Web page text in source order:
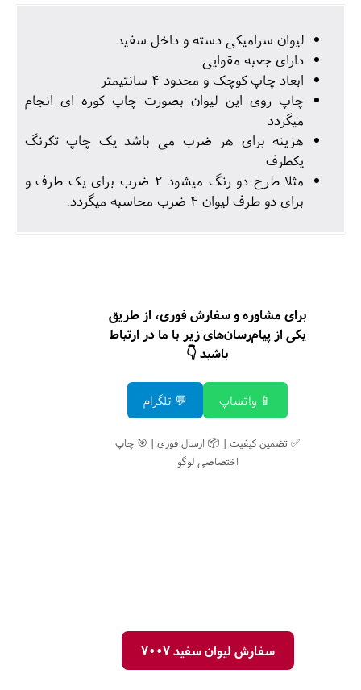
لیوان سرامیکی دسته و داخل سفید
دارای جعبه مقوایی
ابعاد چاپ کوچک و محدود 4 سانتیمتر
چاپ روی این لیوان بصورت چاپ کوره ای انجام
میگردد
هزینه برای هر ضرب می باشد یک چاپ تکرنگ
یکطرف
مثلا طرح دو رنگ میشود 2 ضرب برای یک طرف و
برای دو طرف لیوان 4 ضرب محاسبه میگردد.
برای مشاوره و سفارش فوری، از طریق
یکی از پیام‌رسان‌های زیر با ما در ارتباط
باشید 👇
📱 واتساپ 💬 تلگرام
✅ تضمین کیفیت | 📦 ارسال فوری | 🎯 چاپ
اختصاصی لوگو
سفارش لیوان سفید 7007